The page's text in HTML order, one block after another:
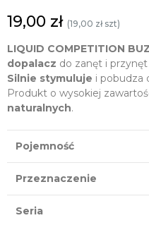
19,00 zł (19,00 zł szt)
LIQUID COMPETITION
dopalacz do zanęt i
Silnie stymuluje i pobudza
Produkt o wysokiej
naturalnych.
Pojemność
Przeznaczenie
Seria